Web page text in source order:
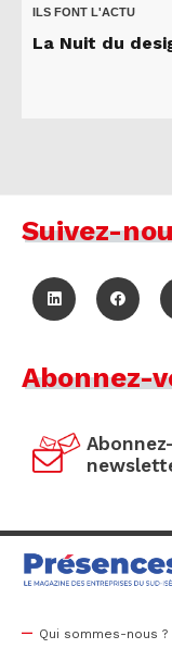
ILS FONT L'ACTU
La Nuit du
Suivez-
Abonnez-
Qui sommes-nous ?